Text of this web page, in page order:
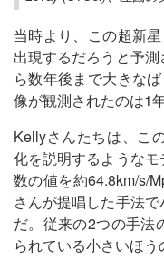
当時より、この超新
出現するだろうと予
ら数年後まで大きな
像が観測されたのは1
Kellyさんたちは、こ
化を説明するような
数の値を約64.8km/s/
さんが提唱した手法
だ。従来の2つの手法
られている小さいほう